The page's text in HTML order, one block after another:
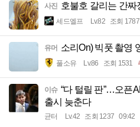
사진 호불호 갈리는 간짜
세드엘프 Lv.82 조회 1787
유머 소리On) 빅풋 촬영
풀소유 Lv.86 조회 1531
이슈 “다 털릴 판”…오픈
출시 늦춘다
균터 Lv.42 조회 1237 09:42